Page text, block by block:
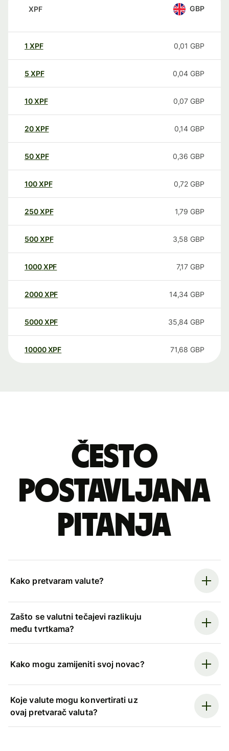
XPF GBP
1 XPF 0,01 GBP
5 XPF 0,04 GBP
10XPF 0,07 GBP
20XPF 0,14 GBP
50XPF 0,36 GBP
100XPF 0,72 GBP
250XPF 1,79 GBP
500XPF 3,58 GBP
1000XPF 7,17 GBP
2000XPF 14,34 GBP
5000XPF 35,84 GBP
10000 XPF 71,68 GBP
Često
postavljana
pitanja
Kako pretvaram valute?
Zašto se valutni tečajevi razlikuju
među tvrtkama?
Kako mogu zamijeniti svoj novac?
Koje valute mogu konvertirati uz
ovaj pretvarač valuta?